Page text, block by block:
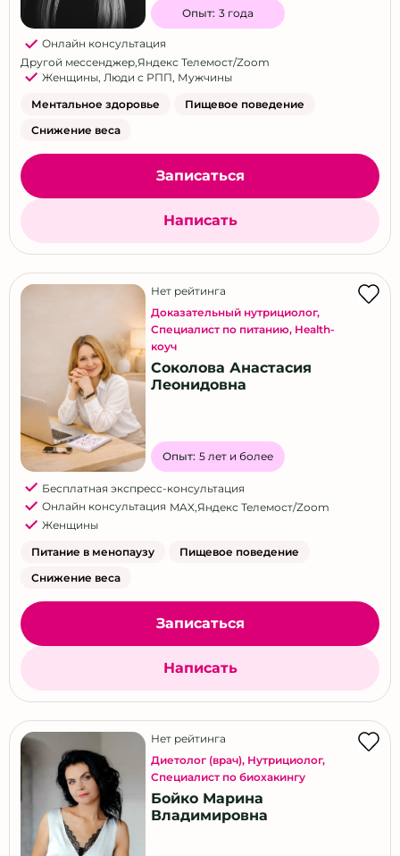
Опыт: 3 года
Онлайн консультация
Другой мессенджер,Яндекс Телемост/Zoom
Женщины, Люди с РПП, Мужчины
Ментальное здоровье
Пищевое поведение
Снижение веса
Записаться
Написать
Нет рейтинга
Доказательный нутрициолог,
Специалист по питанию, Health-
коуч
Соколова Анастасия
Леонидовна
Опыт: 5 лет и более
Бесплатная экспресс-консультация
Онлайн консультация MAX,Яндекс Телемост/Zoom
Женщины
Питание в менопаузу
Пищевое поведение
Снижение веса
Записаться
Написать
Нет рейтинга
Диетолог (врач), Нутрициолог,
Специалист по биохакингу
Бойко Марина
Владимировна